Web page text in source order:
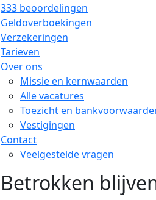
333 beoordelingen
Geldoverboekingen
Verzekeringen
Tarieven
Over ons
Missie en kernwaarden
Alle vacatures
Toezicht en
Vestigingen
Contact
Veelgestelde vragen
Betrokken